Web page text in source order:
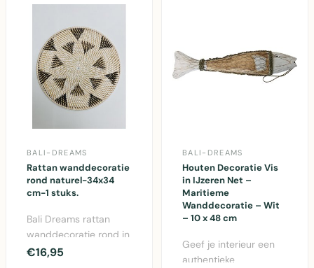
BALI-DREAMS
Rattan wanddecoratie
rond naturel-34x34
cm-1 stuks.
Bali Dreams rattan
wanddecoratie rond in
naturel, 34x34 cm -
€16,95
BALI-DREAMS
Houten Decoratie Vis
in IJzeren Net –
Maritieme
Wanddecoratie – Wit
– 10 x 48 cm
Geef je interieur een
authentieke